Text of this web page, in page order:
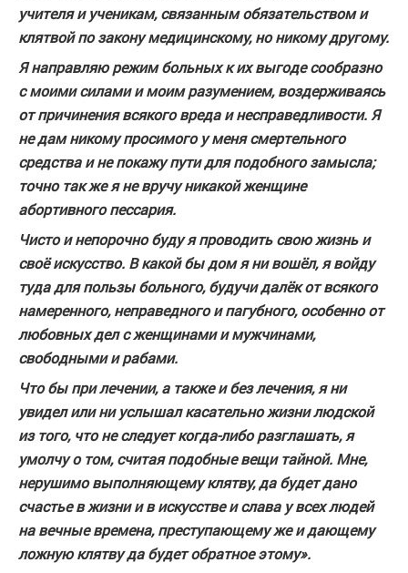
учителя и ученикам, связанным обязательством и
клятвой по закону медицинскому, но никому другому.
Я направляю режим больных к их выгоде сообразно
с моими силами и моим разумением, воздерживаясь
от причинения всякого вреда и несправедливости. Я
не дам никому просимого у меня смертельного
средства и не покажу пути для подобного замысла;
точно так же я не вручу никакой женщине
абортивного пессария.
Чисто и непорочно буду я проводить свою жизнь и
своё искусство. В какой бы дом я ни вошёл, я войду
туда для пользы больного, будучи далёк от всякого
намеренного, неправедного и пагубного, особенно от
любовных дел с женщинами и мужчинами,
свободными и рабами.
Что бы при лечении, а также и без лечения, я ни
увидел или ни услышал касательно жизни людской
из того, что не следует когда-либо разглашать, я
умолчу о том, считая подобные вещи тайной. Мне,
нерушимо выполняющему клятву, да будет дано
счастье в жизни и в искусстве и слава у всех людей
на вечные времена, преступающему же и дающему
ложную клятву да будет обратное этому».